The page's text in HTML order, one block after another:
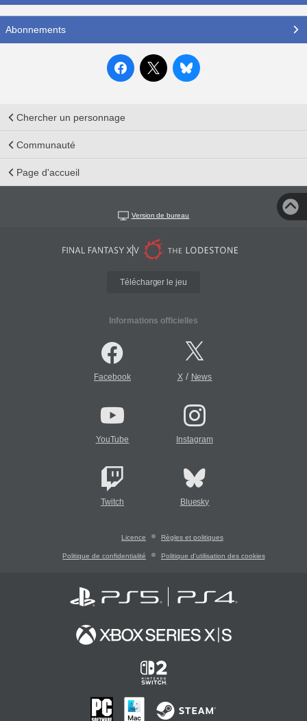
Abonnements
Chercher un personnage
Communauté
Page d'accueil
Version de bureau
Télécharger le jeu
Informations officielles
Facebook X/ News
YouTube Instagram
Twitch Bluesky
Licence Règles et politiques
Politique de confidentialité Politique d'utilisation des cookies